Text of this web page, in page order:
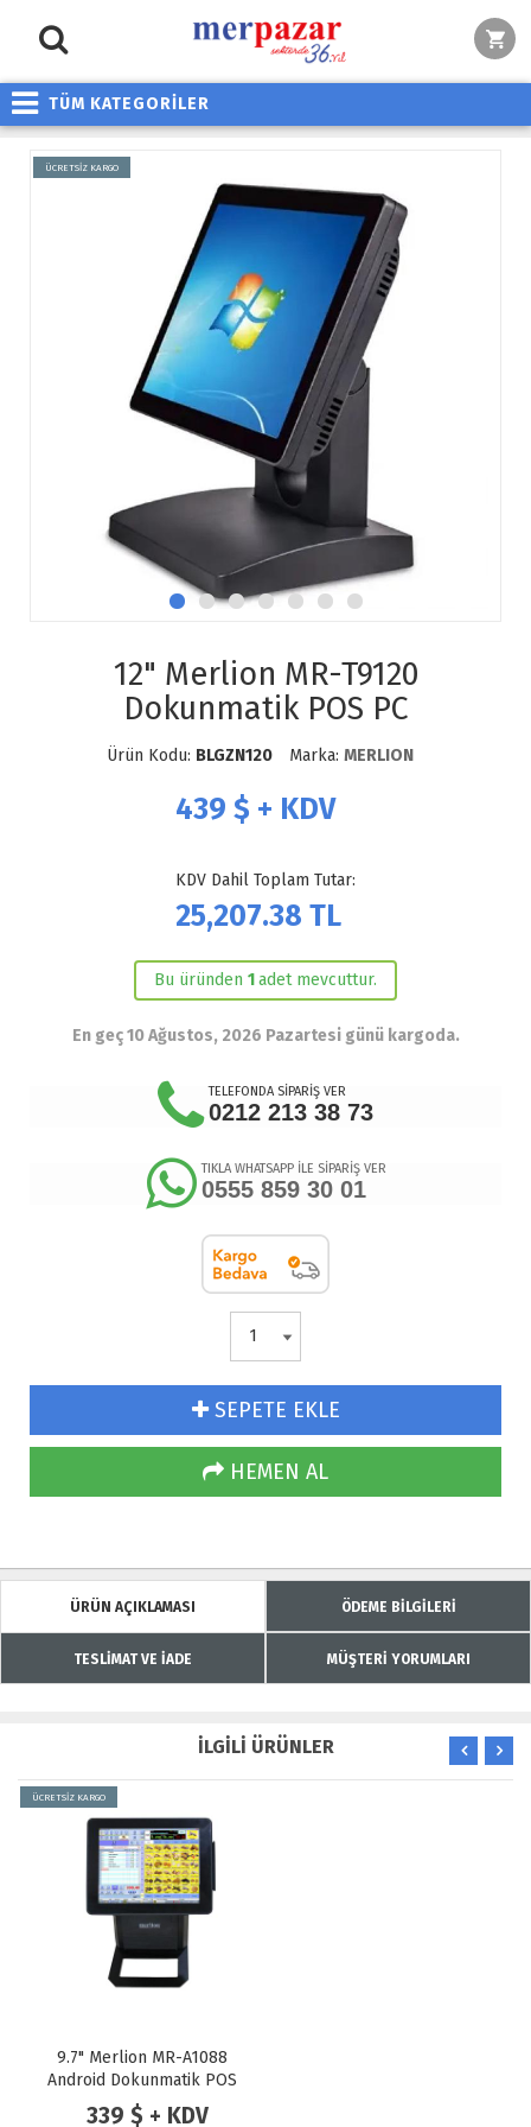
TÜM KATEGORİLER
ÜCRETSİZ KARGO
12" Merlion MR-T9120
Dokunmatik POS PC
Ürün Kodu: BLGZN120 Marka: MERLION
439 $ + KDV
KDV Dahil Toplam Tutar:
25,207.38 TL
Bu üründen 1adet mevcuttur.
En geç 10 Ağustos, 2026 Pazartesi günü kargoda.
TELEFONDA SİPARİŞ VER
0212 213 38 73
TIKLA WHATSAPP İLE SİPARİŞ VER
0555 859 30 01
SEPETE EKLE
HEMEN AL
ÜRÜN AÇIKLAMASI ÖDEME BİLGİLERİ
TESLİMAT VE İADE MÜŞTERİ YORUMLARI
İLGİLİ ÜRÜNLER
ÜCRETSİZ KARGO
9.7" Merlion MR-A1088
Android Dokunmatik POS
PC
339 $ + KDV